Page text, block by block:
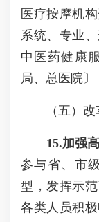
医疗按摩机
系统、专业
中医药健康
局、总医院〕
（五）改
15.加强
参与省、市
型，发挥示
各类人员积